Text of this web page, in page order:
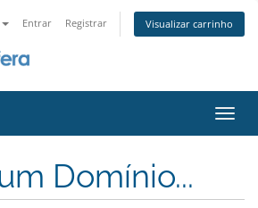
Entrar Registrar Visualizar carrinho
Domínio...